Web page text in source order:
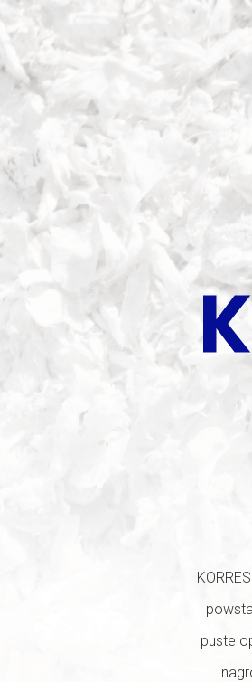
puste